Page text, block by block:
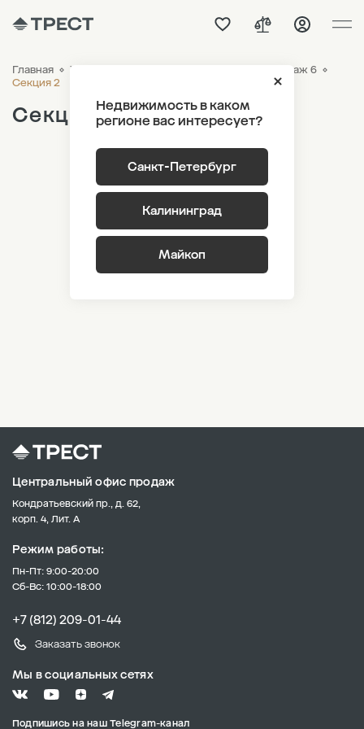
Недвижимость в каком
регионе вас интересует?
Санкт-Петербург
Калининград
Майкоп
Главная ЖК «Новый Питер»
Лот 4 Этаж 6
Секция 2
Секция 2
Центральный офис продаж
Кондратьевский пр., д. 62,
корп. 4, Лит. А
Режим работы:
Пн-Пт: 9:00-20:00
Сб-Вс: 10:00-18:00
+7 (812) 209-01-44
Заказать звонок
Мы в социальных сетях
Подпишись на наш Telegram-канал